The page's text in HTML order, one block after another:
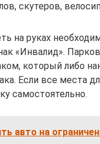
скутеров,
на руках
«Инвалид».
который либо
Если все места
самостоятельно.
авто на